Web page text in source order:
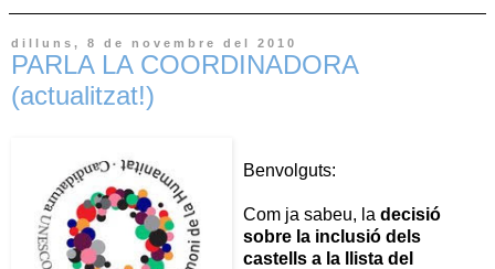
dilluns, 8 de novembre del 2010
PARLA LA COORDINADORA
(actualitzat!)
Benvolguts:
Com ja sabeu, la decisió
sobre la inclusió dels
castells a la llista del